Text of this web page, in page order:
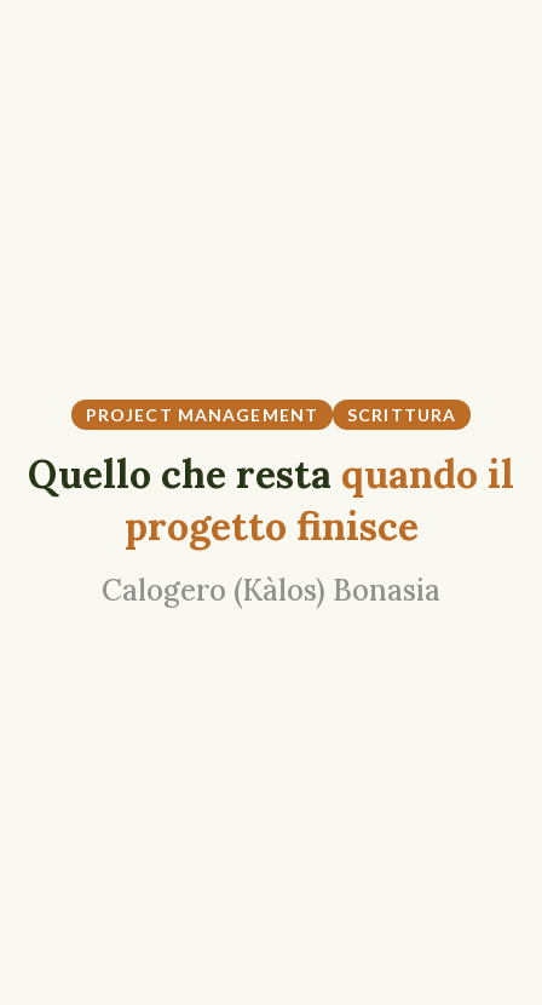
PROJECT MANAGEMENT SCRITTURA
Quello che resta quando il
progetto finisce
Calogero (Kàlos) Bonasia